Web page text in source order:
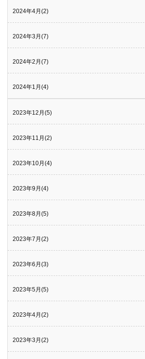
2024年4月(2)
2024年3月(7)
2024年2月(7)
2024年1月(4)
2023年12月(5)
2023年11月(2)
2023年10月(4)
2023年9月(4)
2023年8月(5)
2023年7月(2)
2023年6月(3)
2023年5月(5)
2023年4月(2)
2023年3月(2)